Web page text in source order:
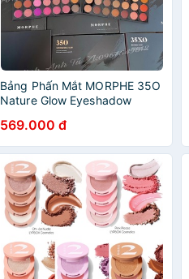
Bảng Phấn Mắt MORPHE 35O
Nature Glow Eyeshadow
(56.2g)
569.000 đ